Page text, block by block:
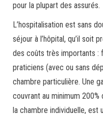
pour la plupart des assurés.
L’hospitalisation est sans
séjour à l’hôpital, qu’il soit
des coûts très importants :
praticiens (avec ou sans
chambre particulière. Une
couvrant au minimum
la chambre individuelle, est